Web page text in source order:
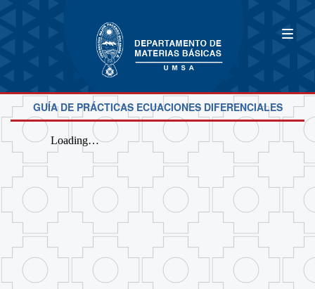
GUÍA DE PRÁCTICAS ECUACIONES DIFERENCIALES